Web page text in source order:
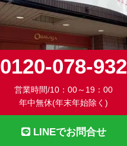
0120-078-932
営業時間/10：00～19：00
年中無休(年末年始除く)
LINEでお問合せ